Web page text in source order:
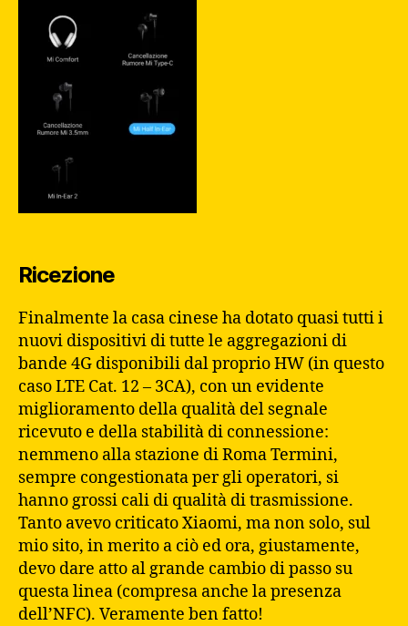
Ricezione
Finalmente la casa cinese ha dotato quasi tutti i
nuovi dispositivi di tutte le aggregazioni di
bande 4G disponibili dal proprio HW (in questo
caso LTE Cat. 12 – 3CA), con un evidente
miglioramento della qualità del segnale
ricevuto e della stabilità di connessione:
nemmeno alla stazione di Roma Termini,
sempre congestionata per gli operatori, si
hanno grossi cali di qualità di trasmissione.
Tanto avevo criticato Xiaomi, ma non solo, sul
mio sito, in merito a ciò ed ora, giustamente,
devo dare atto al grande cambio di passo su
questa linea (compresa anche la presenza
dell’NFC). Veramente ben fatto!